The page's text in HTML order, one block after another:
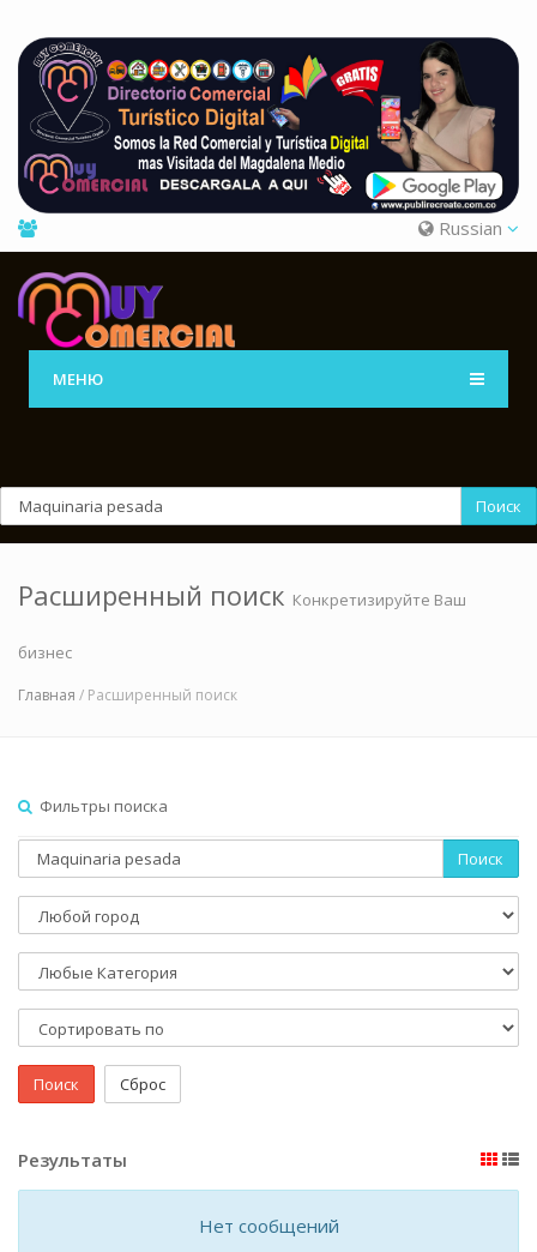
Russian
МЕНЮ
Поиск
Расширенный поиск Конкретизируйте Ваш
бизнес
Главная / Расширенный поиск
Фильтры поиска
Поиск
Поиск Сброс
Результаты
Нет сообщений